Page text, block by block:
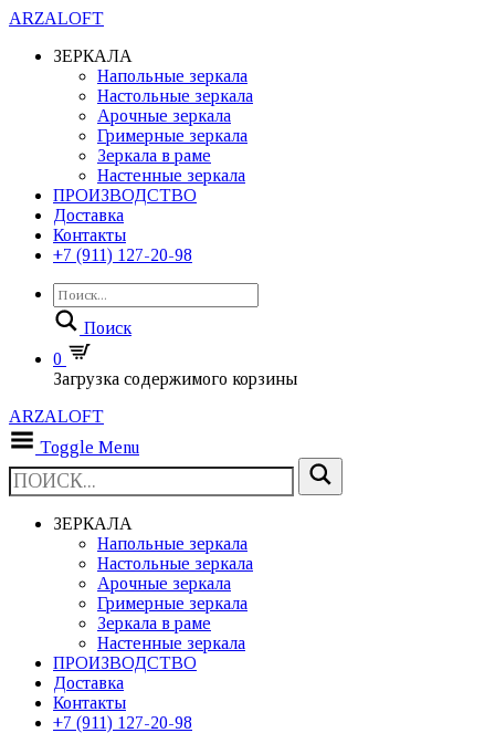
ARZALOFT
ЗЕРКАЛА
Напольные зеркала
Настольные зеркала
Арочные зеркала
Гримерные зеркала
Зеркала в раме
Настенные зеркала
ПРОИЗВОДСТВО
Доставка
Контакты
+7 (911) 127-20-98
Поиск
0
Загрузка содержимого корзины
ARZALOFT
Toggle Menu
ЗЕРКАЛА
Напольные зеркала
Настольные зеркала
Арочные зеркала
Гримерные зеркала
Зеркала в раме
Настенные зеркала
ПРОИЗВОДСТВО
Доставка
Контакты
+7 (911) 127-20-98